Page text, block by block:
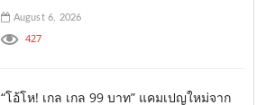
August 6, 2026
427
“โอ้โห! เกล เกล 99 บาท” แคมเปญใหม่จาก